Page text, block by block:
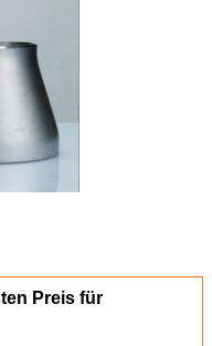
Preis für